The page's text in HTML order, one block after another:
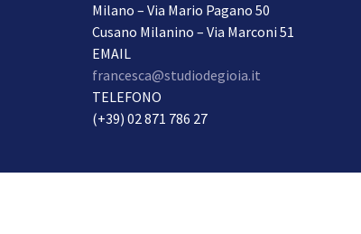
Milano – Via Mario Pagano 50
Cusano Milanino – Via Marconi 51
EMAIL
francesca@studiodegioia.it
TELEFONO
(+39) 02 871 786 27